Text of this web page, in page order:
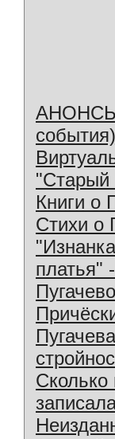
АНОНСЫ
события)
"Старый
Книги о
Стихи о
платья"
Сколько